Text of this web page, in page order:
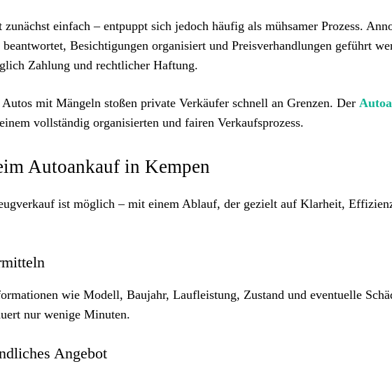
einfach – entpuppt sich jedoch häufig als mühsamer Prozess.
Besichtigungen organisiert und Preisverhandlungen geführt
Zahlung und rechtlicher Haftung.
mit Mängeln stoßen private Verkäufer schnell an Grenzen. Der
vollständig organisierten und fairen Verkaufsprozess.
Autoankauf in Kempen
ist möglich – mit einem Ablauf, der gezielt auf Klarheit,
wie Modell, Baujahr, Laufleistung, Zustand und eventuelle
nur wenige Minuten.
Angebot